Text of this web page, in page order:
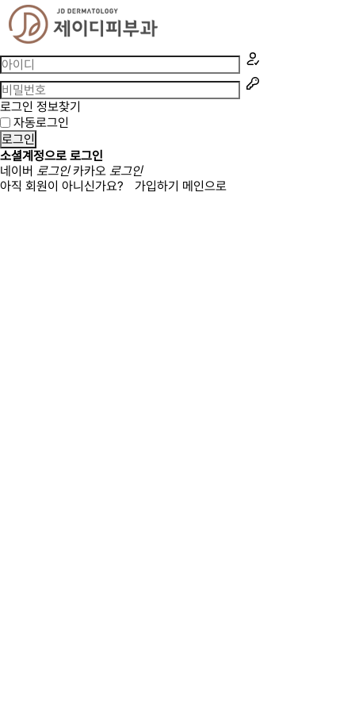
로그인 정보찾기
자동로그인
로그인
소셜계정으로 로그인
네이버 로그인 카카오 로그인
아직 회원이 아니신가요? 가입하기 메인으로